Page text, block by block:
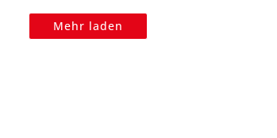
Mehr laden